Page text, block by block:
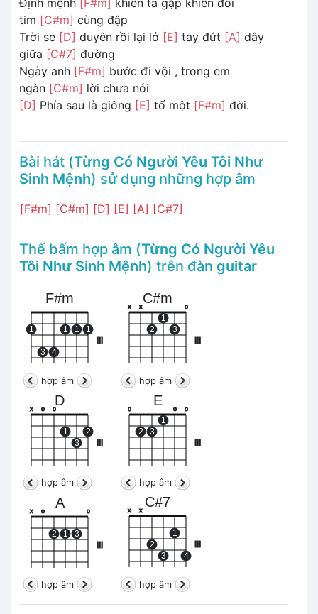
tim [C#m] cùng đập
Trời se [D] duyên rồi lại lở [E] tay đứt [A] dây
giữa [C#7] đường
Ngày anh [F#m] bước đi vội , trong em
ngàn [C#m] lời chưa nói
[D] Phía sau là giông [E] tố một [F#m] đời.
Bài hát (Từng Có Người Yêu Tôi Như
Sinh Mệnh) sử dụng những hợp âm
[F#m] [C#m] [D] [E] [A] [C#7]
Thế bấm hợp âm (Từng Có Người Yêu
Tôi Như Sinh Mệnh) trên đàn guitar
F#m
1
3 4
1 1 1
hợp âm
C#m
x x
2
1
3
o
hợp âm
D
III
x o o
1
3
2
hợp âm
E
o
2 3
1
o o
hợp âm
A
III
x o
2 1 3
o
hợp âm
C#7
x x
2
3
1
4
hợp âm